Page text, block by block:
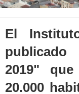
El
publicado
2019"
20.000